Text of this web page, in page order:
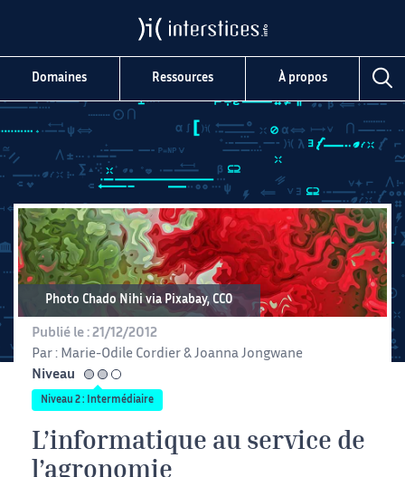
Domaines Ressources À propos
Photo Chado Nihi via Pixabay, CC0
Publié le : 21/12/2012
Par : Marie-Odile Cordier & Joanna Jongwane
Niveau
intermédiaire
Niveau 2 : Intermédiaire
L’informatique au service de
l’agronomie